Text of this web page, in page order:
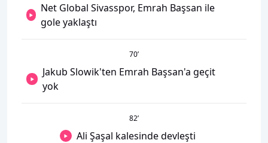
Net Global Sivasspor, Emrah Başsan ile
gole yaklaştı
70’
Jakub Slowik'ten Emrah Başsan'a geçit
yok
82’
Ali Şaşal kalesinde devleşti